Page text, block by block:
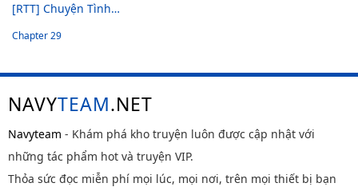
[RTT] Chuyện Tình Của Tôi Và Yang Il Woo
Chapter 29
NAVYTEAM.NET
Navyteam - Khám phá kho truyện luôn được cập nhật với
những tác phẩm hot và truyện VIP.
Thỏa sức đọc miễn phí mọi lúc, mọi nơi, trên mọi thiết bị bạn